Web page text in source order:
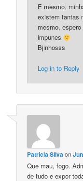
E mesmo,
existem tantas
mesmo,
impunes
Bjinhosss
Log in to Reply
Patrícia Silvaon
Que mau, fogo.
de tudo e expor